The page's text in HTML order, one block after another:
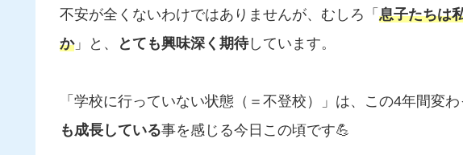
不安が全くないわけではありませんが、むしろ「 息子たちは
か」と、 とても興味深く期待しています。
「学校に行っていない状態（＝不登校）」は、この4年間変わ
も成長している事を感じる今日この頃です💪